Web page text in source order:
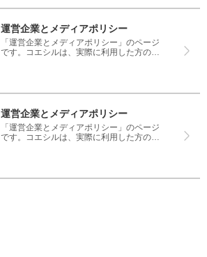
なく、悪い口コミもしっかり掲載している
さい。
運営企業とメディアポリシー
「運営企業とメディアポリシー」のページ
です。コエシルは、実際に利用した方の口
なく、悪い口コミもしっかり掲載している
さい。
運営企業とメディアポリシー
「運営企業とメディアポリシー」のページ
です。コエシルは、実際に利用した方の口
なく、悪い口コミもしっかり掲載している